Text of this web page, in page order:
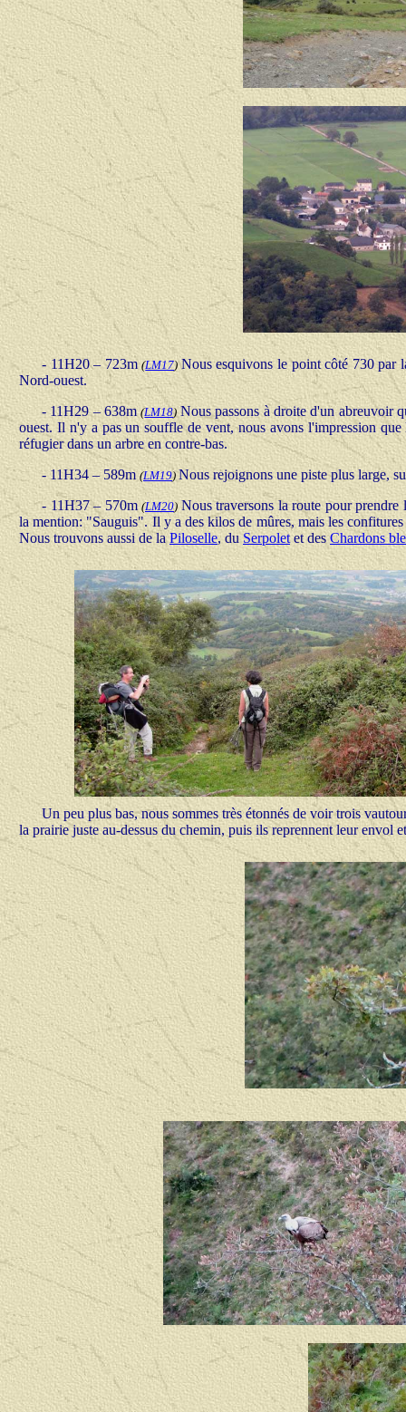
- 11H20 – 723m(LM17)Nous esquivons le point côté 730 par
Nord-ouest.
- 11H29 – 638m(LM18) Nous passons à droite d'un abreuvoir
ouest. Il n'y a pas un souffle de vent, nous avons l'impression
réfugier dans un arbre en contre-bas.
- 11H34 – 589m (LM19)Nous rejoignons une piste plus large,
- 11H37 – 570m(LM20) Nous traversons la route pour
la mention: "Sauguis". Il y a des kilos de mûres, mais les
Nous trouvons aussi de laPiloselle, duSerpoletet desChardons
Un peu plus bas, nous sommes très étonnés de voir trois
la prairie juste au-dessus du chemin, puis ils reprennent leur envol